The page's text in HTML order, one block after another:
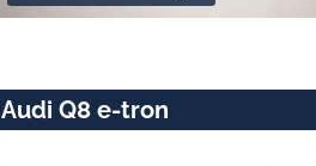
Audi Q8 e-tron